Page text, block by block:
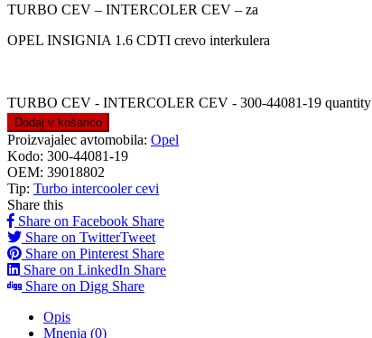
TURBO CEV – INTERCOLER CEV – za
OPEL INSIGNIA 1.6 CDTI crevo interkulera
TURBO CEV - INTERCOLER CEV - 300-44081-19 quantity
Dodaj v košarico
Proizvajalec avtomobila: Opel
Kodo: 300-44081-19
OEM: 39018802
Tip: Turbo intercooler cevi
Share this
Share on Facebook Share
Share on TwitterTweet
Share on Pinterest Share
Share on LinkedIn Share
Share on Digg Share
Opis
Mnenja (0)